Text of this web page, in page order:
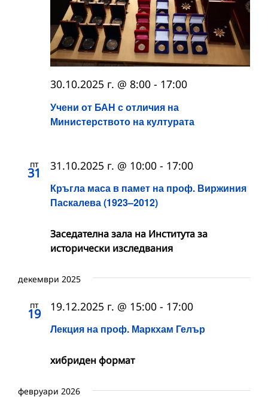
Учени от БАН с отличия на
Министерството на културата
30.10.2025 г. @ 8:00 - 17:00
пт
31
Кръгла маса в памет на проф. Виржиния
Паскалева (1923–2012)
31.10.2025 г. @ 10:00 - 17:00
Заседателна зала на Института за
исторически изследвания
декември 2025
пт
19
Лекция на проф. Маркхам Гелър
19.12.2025 г. @ 15:00 - 17:00
хибриден формат
февруари 2026